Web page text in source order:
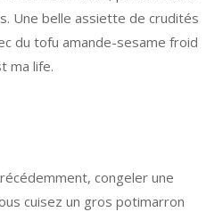
Une belle assiette de crudités
du tofu amande-sesame froid
ma life.
congeler une
cuisez un gros potimarron